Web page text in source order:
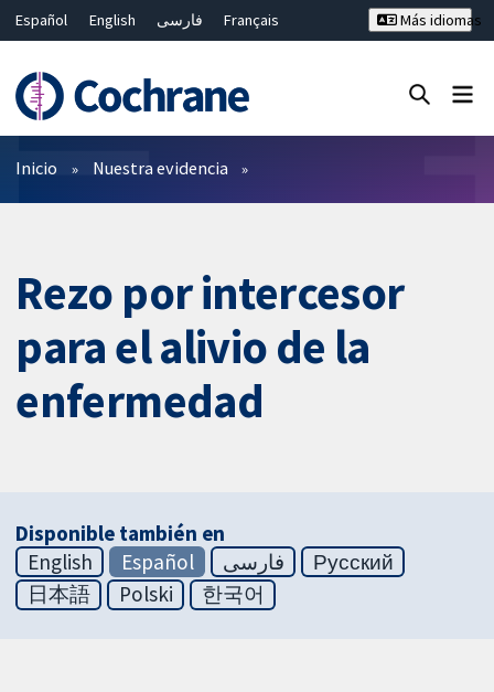
Español English فارسی
Français
Bahasa Malaysia
ไทย 繁體中文
Más idiomas
Filtros
Inicio Nuestra evidencia
Rezo por intercesor
para el alivio de la
enfermedad
Disponible también en
English
Español فارسی
Русский
日本語
Polski 한국어